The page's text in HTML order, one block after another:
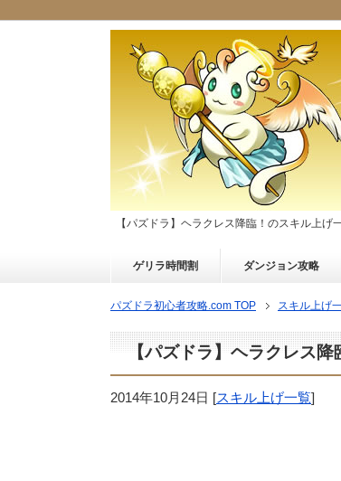
【パズドラ】ヘラクレス降臨！のスキル上げ
ゲリラ時間割 ダンジョン攻略
パズドラ初心者攻略.com TOP スキル上げ
【パズドラ】ヘラクレス
2014年10月24日 [スキル上げ一覧]